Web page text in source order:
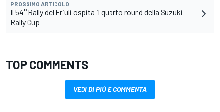
PROSSIMO ARTICOLO
Il 54° Rally del Friuli ospita il quarto round della Suzuki
Rally Cup
TOP COMMENTS
VEDI DI PIÙ E COMMENTA